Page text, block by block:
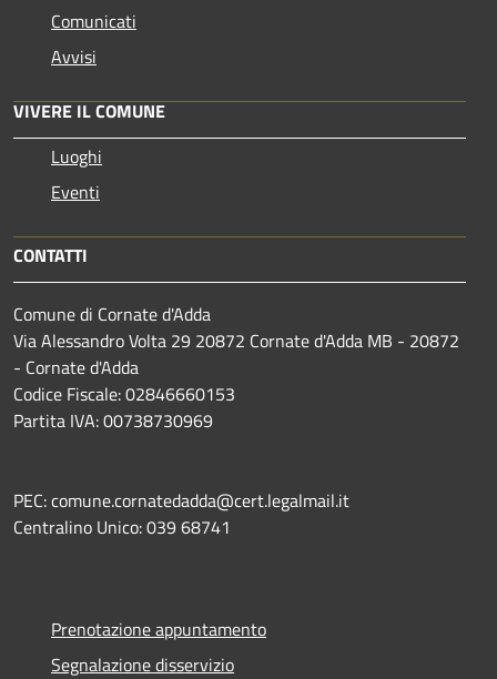
Comunicati
Avvisi
VIVERE IL COMUNE
Luoghi
Eventi
CONTATTI
Comune di Cornate d'Adda
Via Alessandro Volta 29 20872 Cornate d'Adda MB - 20872
- Cornate d'Adda
Codice Fiscale: 02846660153
Partita IVA: 00738730969
PEC: comune.cornatedadda@cert.legalmail.it
Centralino Unico: 039 68741
Prenotazione appuntamento
Segnalazione disservizio